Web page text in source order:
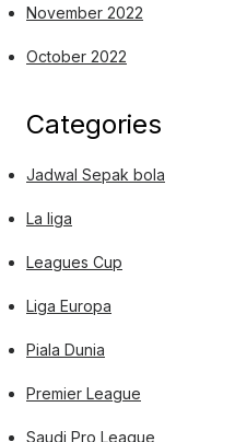
November 2022
October 2022
Categories
Jadwal Sepak bola
La liga
Leagues Cup
Liga Europa
Piala Dunia
Premier League
Saudi Pro League